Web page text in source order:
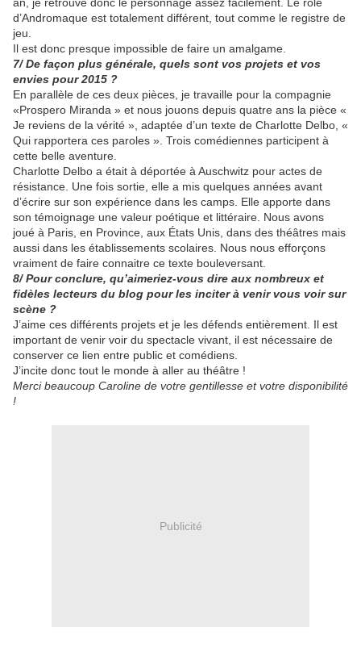
d’Andromaque est totalement différent, tout comme le registre de
jeu.
Il est donc presque impossible de faire un amalgame.
7/ De façon plus générale, quels sont vos projets et vos
envies pour 2015 ?
En parallèle de ces deux pièces, je travaille pour la compagnie
«Prospero Miranda » et nous jouons depuis quatre ans la pièce «
Je reviens de la vérité », adaptée d’un texte de Charlotte Delbo, «
Qui rapportera ces paroles ». Trois comédiennes participent à
cette belle aventure.
Charlotte Delbo a était à déportée à Auschwitz pour actes de
résistance. Une fois sortie, elle a mis quelques années avant
d’écrire sur son expérience dans les camps. Elle apporte dans
son témoignage une valeur poétique et littéraire. Nous avons
joué à Paris, en Province, aux États Unis, dans des théâtres mais
aussi dans les établissements scolaires. Nous nous efforçons
vraiment de faire connaitre ce texte bouleversant.
8/ Pour conclure, qu’aimeriez-vous dire aux nombreux et
fidèles lecteurs du blog pour les inciter à venir vous voir sur
scène ?
J’aime ces différents projets et je les défends entièrement. Il est
important de venir voir du spectacle vivant, il est nécessaire de
conserver ce lien entre public et comédiens.
J’incite donc tout le monde à aller au théâtre !
Merci beaucoup Caroline de votre gentillesse et votre disponibilité
!
Publicité